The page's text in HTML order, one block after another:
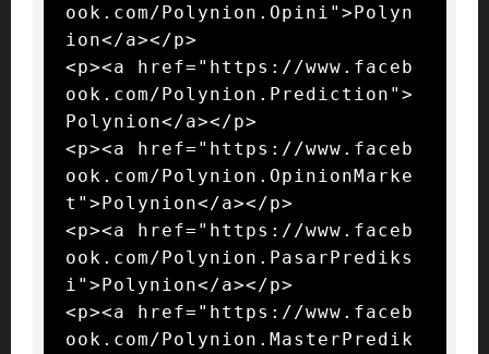
ook.com/Polynion.Opini">Polyn
ion</a></p>
<p><a href="https://www.faceb
ook.com/Polynion.Prediction">
Polynion</a></p>
<p><a href="https://www.faceb
ook.com/Polynion.OpinionMarke
t">Polynion</a></p>
<p><a href="https://www.faceb
ook.com/Polynion.PasarPrediks
i">Polynion</a></p>
<p><a href="https://www.faceb
ook.com/Polynion.MasterPredik